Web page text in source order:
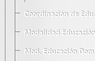
Coordinación de
Modalidad
Mod. Educación